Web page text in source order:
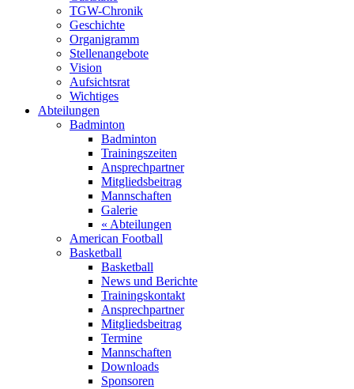
TGW-Chronik
Geschichte
Organigramm
Stellenangebote
Vision
Aufsichtsrat
Wichtiges
Abteilungen
Badminton
Badminton
Trainingszeiten
Ansprechpartner
Mitgliedsbeitrag
Mannschaften
Galerie
« Abteilungen
American Football
Basketball
Basketball
News und Berichte
Trainingskontakt
Ansprechpartner
Mitgliedsbeitrag
Termine
Mannschaften
Downloads
Sponsoren